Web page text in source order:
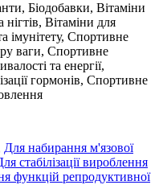
Біодобавки, Вітаміни
Вітаміни для
імунітету, Спортивне
ваги, Спортивне
та енергії,
гормонів, Спортивне
Для набирання м'язової
стабілізації вироблення
функцій репродуктивної